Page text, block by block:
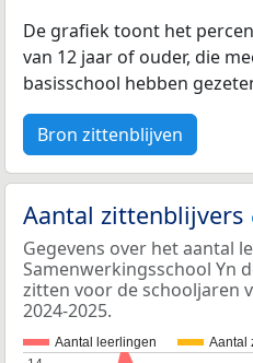
De grafiek toont het
van 12 jaar of ouder, die
basisschool hebben
Bron zittenblijven
Aantal zittenblijvers
Gegevens over het aantal
Samenwerkingsschool Yn
zitten voor de schooljaren
2024-2025.
Aantal leerlingen Aantal